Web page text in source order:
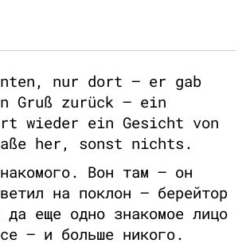
nur dort – er gab
Gruß zurück – ein
wieder ein Gesicht von
her, sonst nichts.
Вон там – он
на поклон – берейтор
да еще одно знакомое лицо
– и больше никого.